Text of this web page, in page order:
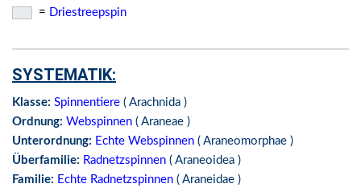
= Driestreepspin
SYSTEMATIK:
Klasse: Spinnentiere ( Arachnida )
Ordnung: Webspinnen ( Araneae )
Unterordnung: Echte Webspinnen ( Araneomorphae )
Überfamilie: Radnetzspinnen ( Araneoidea )
Familie: Echte Radnetzspinnen ( Araneidae )